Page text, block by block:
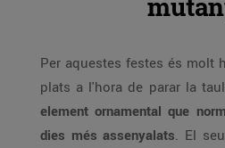
Per aquestes festes és molt
plats a l'hora de parar la
element ornamental que
dies més assenyalats. El